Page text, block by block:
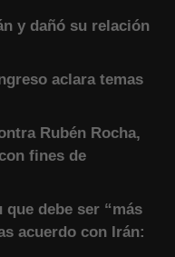
y dañó su relación
aclara temas
Rubén Rocha,
fines de
que debe ser “más
acuerdo con Irán: